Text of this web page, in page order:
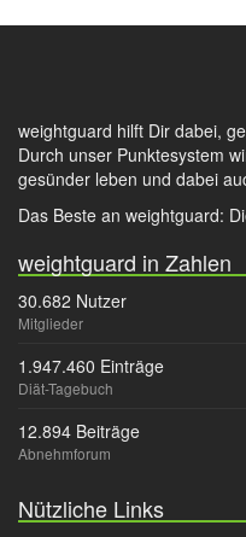
weightguard hilft Dir dabei,
Durch unser Punktesystem
gesünder leben und dabei
Das Beste an weightguard:
weightguard in Zahlen
30.682 Nutzer
Mitglieder
1.947.460 Einträge
Diät-Tagebuch
12.894 Beiträge
Abnehmforum
Nützliche Links